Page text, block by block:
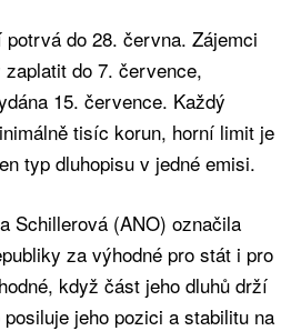
do 28. června. Zájemci
do 7. července,
15. července. Každý
tisíc korun, horní limit je
typ dluhopisu v jedné emisi.
Schillerová (ANO) označila
za výhodné pro stát i pro
když část jeho dluhů drží
jeho pozici a stabilitu na